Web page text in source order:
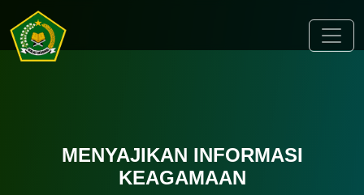
MENYAJIKAN INFORMASI
KEAGAMAAN